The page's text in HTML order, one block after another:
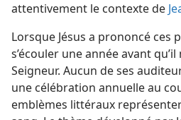
attentivement le contexte de
Lorsque Jésus a prononcé ces
s’écouler une année avant
Seigneur. Aucun de ses
une célébration annuelle au
emblèmes littéraux